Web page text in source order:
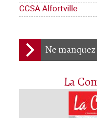
CCSA Alfortville
Ne manquez
La